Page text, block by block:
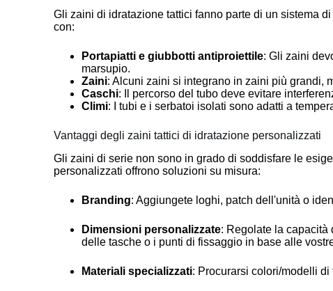
Gli zaini di idratazione tattici fanno parte di un sistema
con:
Portapiatti e giubbotti antiproiettile: Gli zaini
marsupio.
Zaini: Alcuni zaini si integrano in zaini più grandi,
Caschi: Il percorso del tubo deve evitare
Climi: I tubi e i serbatoi isolati sono adatti a
Vantaggi degli zaini tattici di idratazione personalizzati
Gli zaini di serie non sono in grado di soddisfare le
personalizzati offrono soluzioni su misura:
Branding: Aggiungete loghi, patch dell'unità o
Dimensioni personalizzate: Regolate la
delle tasche o i punti di fissaggio in base alle
Materiali specializzati: Procurarsi colori/modelli